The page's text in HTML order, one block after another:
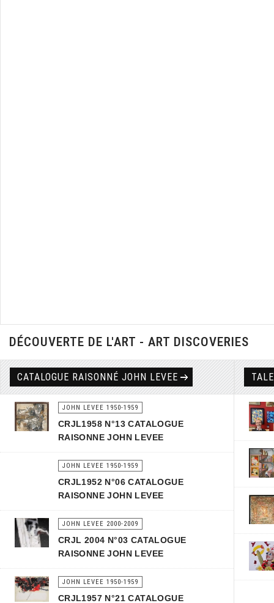
DÉCOUVERTE DE L'ART - ART DISCOVERIES
CATALOGUE RAISONNÉ JOHN LEVEE
JOHN LEVEE 1950-1959
CRJL1958 N°13 CATALOGUE
RAISONNE JOHN LEVEE
JOHN LEVEE 1950-1959
CRJL1952 N°06 CATALOGUE
RAISONNE JOHN LEVEE
JOHN LEVEE 2000-2009
CRJL 2004 N°03 CATALOGUE
RAISONNE JOHN LEVEE
JOHN LEVEE 1950-1959
CRJL1957 N°21 CATALOGUE